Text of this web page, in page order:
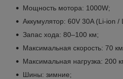
Мощность мотора: 1000W;
Аккумулятор: 60V 30A (Li-ion /
Запас хода: 80–100 км;
Максимальная скорость: 70
Максимальная нагрузка: 200
Шины: зимние;